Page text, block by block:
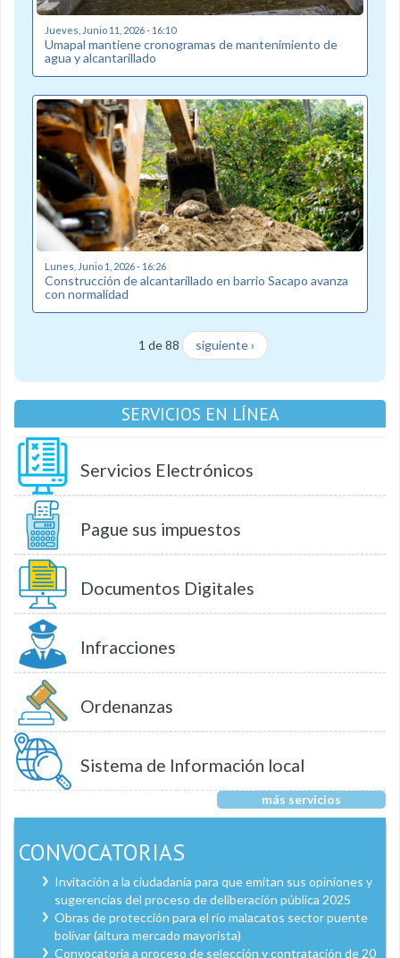
Jueves, Junio 11, 2026 - 16:10
Umapal mantiene cronogramas de mantenimiento de
agua y alcantarillado
Lunes, Junio 1, 2026 - 16:26
Construcción de alcantarillado en barrio Sacapo avanza
con normalidad
1 de 88 siguiente ›
SERVICIOS EN LÍNEA
Servicios Electrónicos
Pague sus impuestos
Documentos Digitales
Infracciones
Ordenanzas
Sistema de Información local
más servicios
CONVOCATORIAS
Invitación a la ciudadanía para que emitan sus opiniones y
sugerencias del proceso de deliberación pública 2025
Obras de protección para el río malacatos sector puente
bolívar (altura mercado mayorista)
Convocatoria a proceso de selección y contratación de 20